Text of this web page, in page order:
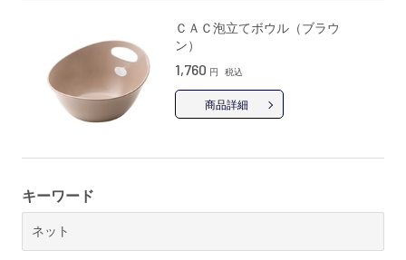
ＣＡＣ泡立てボウル（ブラウ
ン）
1,760 円 税込
商品詳細
キーワード